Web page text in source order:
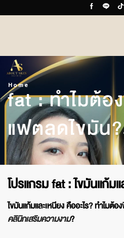
Home
fat : ทำไมต้อง
แฟตลดไขมัน?
โปรแกรม fat : ไขมันแก้มแ
ไขมันแก้มและเหนียง คืออะไร? ทำไมต้
คลินิกเสริมความงาม?